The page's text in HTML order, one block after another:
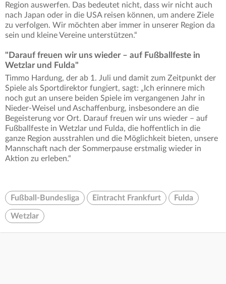
Region auswerfen. Das bedeutet nicht, dass wir nicht auch
nach Japan oder in die USA reisen können, um andere Ziele
zu verfolgen. Wir möchten aber immer in unserer Region da
sein und kleine Vereine unterstützen.“
"Darauf freuen wir uns wieder – auf Fußballfeste in
Wetzlar und Fulda"
Timmo Hardung, der ab 1. Juli und damit zum Zeitpunkt der
Spiele als Sportdirektor fungiert, sagt: „Ich erinnere mich
noch gut an unsere beiden Spiele im vergangenen Jahr in
Nieder-Weisel und Aschaffenburg, insbesondere an die
Begeisterung vor Ort. Darauf freuen wir uns wieder – auf
Fußballfeste in Wetzlar und Fulda, die hoffentlich in die
ganze Region ausstrahlen und die Möglichkeit bieten, unsere
Mannschaft nach der Sommerpause erstmalig wieder in
Aktion zu erleben.“
Fußball-Bundesliga Eintracht Frankfurt Fulda
Wetzlar